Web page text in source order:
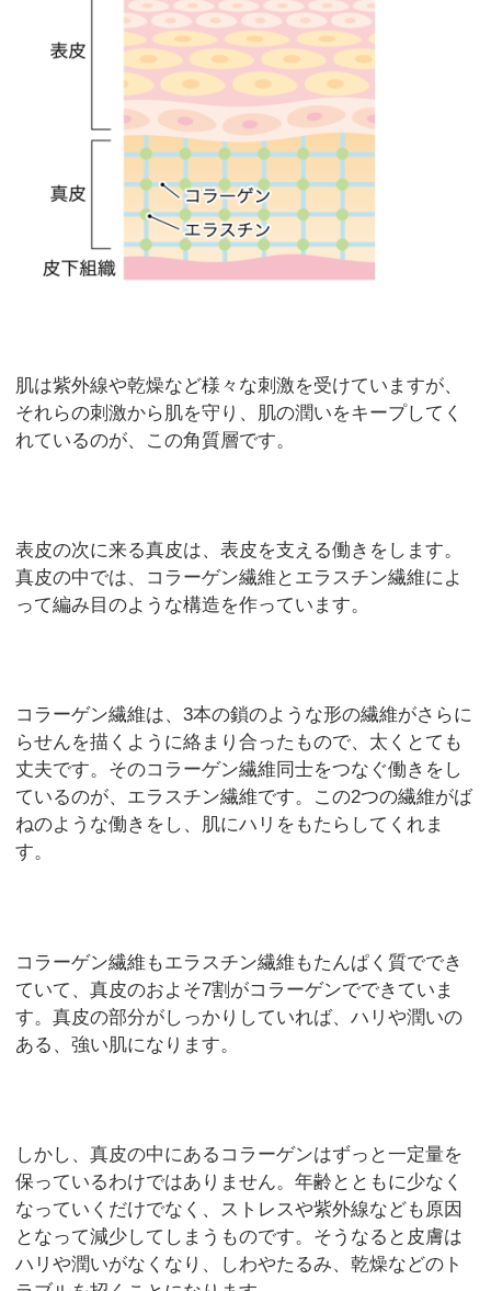
肌は紫外線や乾燥など様々な刺激を受けていますが、
それらの刺激から肌を守り、肌の潤いをキープしてく
れているのが、この角質層です。
表皮の次に来る真皮は、表皮を支える働きをします。
真皮の中では、コラーゲン繊維とエラスチン繊維によ
って編み目のような構造を作っています。
コラーゲン繊維は、3本の鎖のような形の繊維がさらに
らせんを描くように絡まり合ったもので、太くとても
丈夫です。そのコラーゲン繊維同士をつなぐ働きをし
ているのが、エラスチン繊維です。この2つの繊維がば
ねのような働きをし、肌にハリをもたらしてくれま
す。
コラーゲン繊維もエラスチン繊維もたんぱく質ででき
ていて、真皮のおよそ7割がコラーゲンでできていま
す。真皮の部分がしっかりしていれば、ハリや潤いの
ある、強い肌になります。
しかし、真皮の中にあるコラーゲンはずっと一定量を
保っているわけではありません。年齢とともに少なく
なっていくだけでなく、ストレスや紫外線なども原因
となって減少してしまうものです。そうなると皮膚は
ハリや潤いがなくなり、しわやたるみ、乾燥などのト